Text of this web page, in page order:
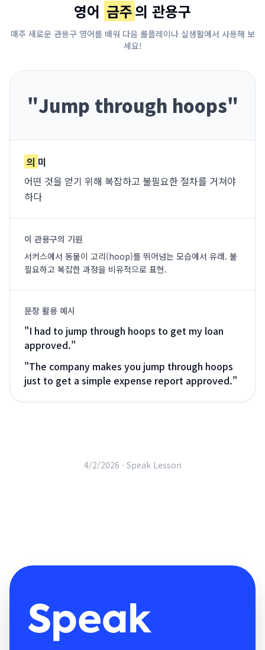
영어 금주의 관용구
매주 새로운 관용구 영어를 배워 다음 롤플레이나 실생활에서 사용해 보
세요!
"Jump through hoops"
의 미
어떤 것을 얻기 위해 복잡하고 불필요한 절차를 거쳐야
하다
이 관용구의 기원
서커스에서 동물이 고리(hoop)를 뛰어넘는 모습에서 유래. 불
필요하고 복잡한 과정을 비유적으로 표현.
문장 활용 예시
"I had to jump through hoops to get my loan
approved."
"The company makes you jump through hoops
just to get a simple expense report approved."
4/2/2026 · Speak Lesson